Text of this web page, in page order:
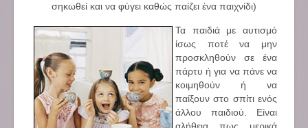
σηκωθεί και να φύγει καθώς παίζει ένα παιχνίδι)
Τα παιδιά με αυτισμό
ίσως ποτέ να μην
προσκληθούν σε ένα
πάρτυ ή για να πάνε να
κοιμηθούν ή να
παίξουν στο σπίτι ενός
άλλου παιδιού. Είναι